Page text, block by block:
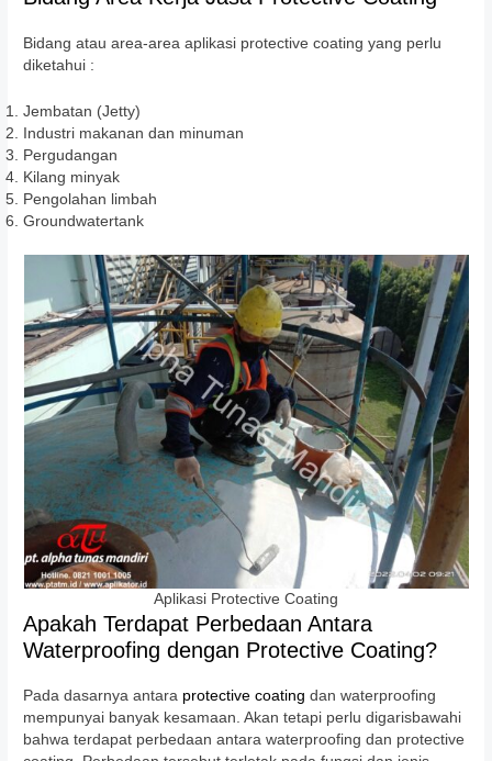
Bidang atau area-area aplikasi protective coating yang perlu
diketahui :
Jembatan (Jetty)
Industri makanan dan minuman
Pergudangan
Kilang minyak
Pengolahan limbah
Groundwatertank
Aplikasi Protective Coating
Apakah Terdapat Perbedaan Antara
Waterproofing dengan Protective Coating?
Pada dasarnya antara protective coating dan waterproofing
mempunyai banyak kesamaan. Akan tetapi perlu digarisbawahi
bahwa terdapat perbedaan antara waterproofing dan protective